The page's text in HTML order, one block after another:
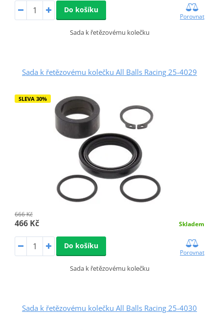
Do košíku
Porovnat
Sada k řetězovému kolečku
Sada k řetězovému kolečku All Balls Racing 25-4029
SLEVA 30%
666 Kč
466 Kč Skladem
Do košíku
Porovnat
Sada k řetězovému kolečku
Sada k řetězovému kolečku All Balls Racing 25-4030